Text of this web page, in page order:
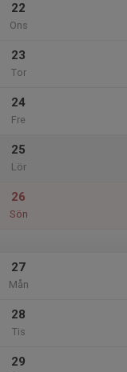
22
Ons
23
Tor
24
Fre
25
Lör
26
Sön
27
Mån
28
Tis
29